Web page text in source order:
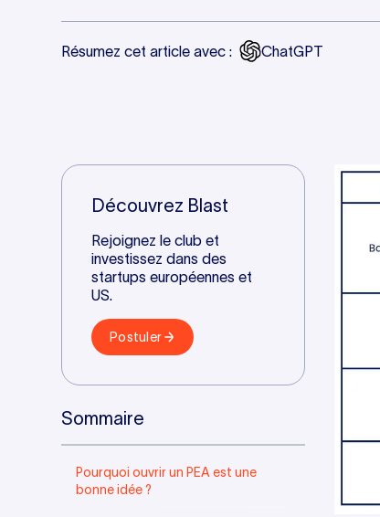
Résumez cet article avec : ChatGPT
Découvrez Blast
Rejoignez le club et
investissez dans des
startups européennes et
US.
Postuler
Sommaire
Pourquoi ouvrir un PEA est une
bonne idée ?